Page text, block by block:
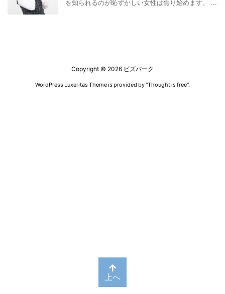
を知られるのが恥ずかしい女性は焦り始めます。 ...
Copyright © 2026 ビズパーク
WordPress Luxeritas Theme is provided by "Thought is free".
上へ